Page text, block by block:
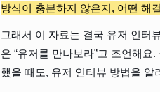
방식이 충분하지 않은지, 어떤 해
그래서 이 자료는 결국 유저 인터
은 “유저를 만나보라”고 조언해
했을 때도, 유저 인터뷰 방법을